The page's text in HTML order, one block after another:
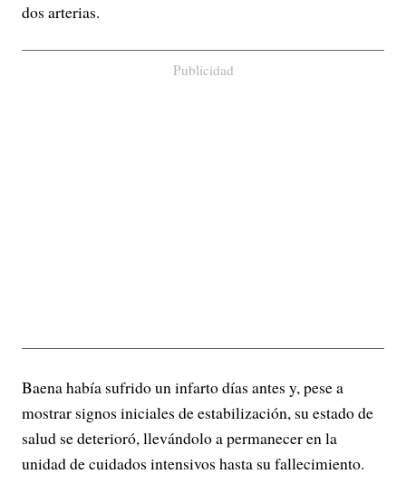
dos arterias.
Publicidad
Baena había sufrido un infarto días antes y, pese a
mostrar signos iniciales de estabilización, su estado de
salud se deterioró, llevándolo a permanecer en la
unidad de cuidados intensivos hasta su fallecimiento.